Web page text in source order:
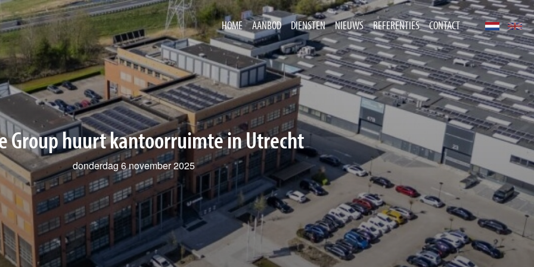
HOME AANBOD DIENSTEN NIEUWS REFERENTIES CONTACT
Group huurt kantoorruimte in Utrecht
donderdag 6 november 2025